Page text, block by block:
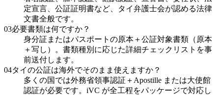
定宣言、公証証明書など、タイ弁護士会が認める法律
文書全般です。
03必要書類は何ですか？
身分証またはパスポートの原本＋公証対象書類（原本
＋写し）。書類種別に応じた詳細チェックリストを事
前送付します。
04タイの公証は海外でそのまま使えますか？
多くの国では外務省領事認証＋Apostille または大使館
認証が必要です。iVC が全工程をパッケージで対応し